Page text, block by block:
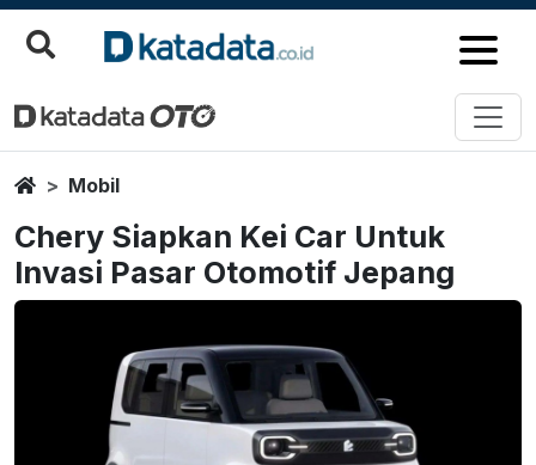
HomeMobil
Chery Siapkan Kei Car Untuk
Invasi Pasar Otomotif Jepang